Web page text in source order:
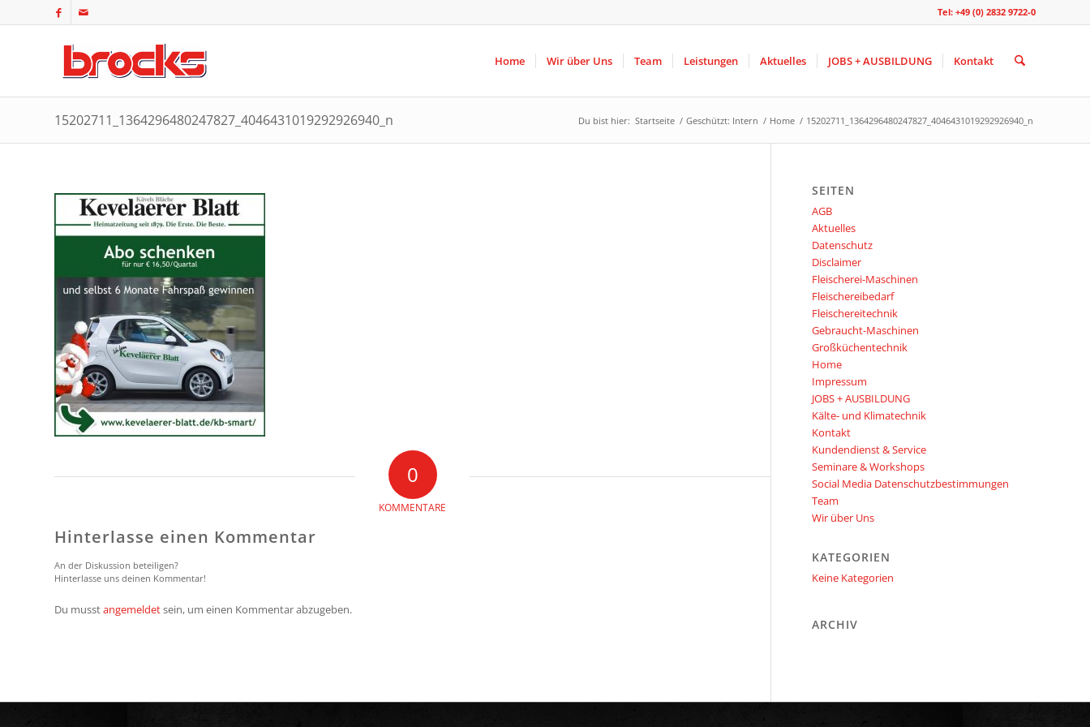
Tel: +49 (0) 2832 9722-0
Home Wir über Uns Team Leistungen Aktuelles JOBS + AUSBILDUNG Kontakt
15202711_1364296480247827_4046431019292926940_n Du bist hier: Startseite / Geschützt: Intern / Home / 15202711_1364296480247827_4046431019292926940_n
0
KOMMENTARE
Hinterlasse einen Kommentar
An der Diskussion beteiligen?
Hinterlasse uns deinen Kommentar!
Du musstangemeldetsein, um einen Kommentar abzugeben.
SEITEN
AGB
Aktuelles
Datenschutz
Disclaimer
Fleischerei-Maschinen
Fleischereibedarf
Fleischereitechnik
Gebraucht-Maschinen
Großküchentechnik
Home
Impressum
JOBS + AUSBILDUNG
Kälte- und Klimatechnik
Kontakt
Kundendienst & Service
Seminare & Workshops
Social Media Datenschutzbestimmungen
Team
Wir über Uns
KATEGORIEN
Keine Kategorien
ARCHIV